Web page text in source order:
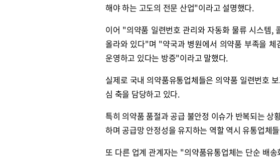
해야 하는 고도의 전문 산업"이라고 설명했다.
이어 "의약품 일련번호 관리와 자동화 물류 시스템,
올라와 있다"며 "약국과 병원에서 의약품 부족을
운영하고 있다는 방증"이라고 말했다.
실제로 국내 의약품유통업체들은 의약품 일련번호
심 축을 담당하고 있다.
특히 의약품 품절과 공급 불안정 이슈가 반복되는
하며 공급망 안정성을 유지하는 역할 역시 유통업체
또 다른 업계 관계자는 "의약품유통업체는 단순 배